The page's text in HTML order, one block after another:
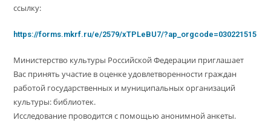
ссылку:
https://forms.mkrf.ru/e/2579/xTPLeBU7/?ap_orgcode=030221515
Министерство культуры Российской Федерации приглашает
Вас принять участие в оценке удовлетворенности граждан
работой государственных и муниципальных организаций
культуры: библиотек.
Исследование проводится с помощью анонимной анкеты.